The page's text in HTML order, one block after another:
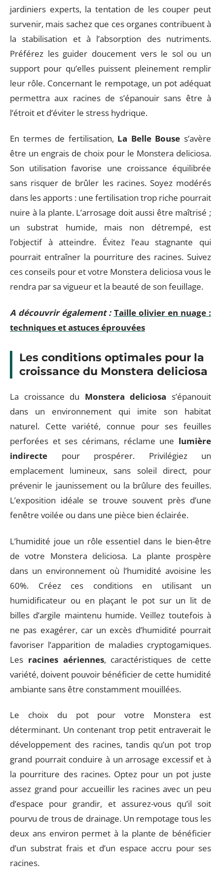
jardiniers experts, la tentation de les couper peut
survenir, mais sachez que ces organes contribuent à
la stabilisation et à l’absorption des nutriments.
Préférez les guider doucement vers le sol ou un
support pour qu’elles puissent pleinement remplir
leur rôle. Concernant le rempotage, un pot adéquat
permettra aux racines de s’épanouir sans être à
l’étroit et d’éviter le stress hydrique.
En termes de fertilisation, La Belle Bouse s’avère
être un engrais de choix pour le Monstera deliciosa.
Son utilisation favorise une croissance équilibrée
sans risquer de brûler les racines. Soyez modérés
dans les apports : une fertilisation trop riche pourrait
nuire à la plante. L’arrosage doit aussi être maîtrisé ;
un substrat humide, mais non détrempé, est
l’objectif à atteindre. Évitez l’eau stagnante qui
pourrait entraîner la pourriture des racines. Suivez
ces conseils pour et votre Monstera deliciosa vous le
rendra par sa vigueur et la beauté de son feuillage.
A découvrir également : Taille olivier en nuage :
techniques et astuces éprouvées
Les conditions optimales pour la
croissance du Monstera deliciosa
La croissance du Monstera deliciosa s’épanouit
dans un environnement qui imite son habitat
naturel. Cette variété, connue pour ses feuilles
perforées et ses cérimans, réclame une lumière
indirecte pour prospérer. Privilégiez un
emplacement lumineux, sans soleil direct, pour
prévenir le jaunissement ou la brûlure des feuilles.
L’exposition idéale se trouve souvent près d’une
fenêtre voilée ou dans une pièce bien éclairée.
L’humidité joue un rôle essentiel dans le bien-être
de votre Monstera deliciosa. La plante prospère
dans un environnement où l’humidité avoisine les
60%. Créez ces conditions en utilisant un
humidificateur ou en plaçant le pot sur un lit de
billes d’argile maintenu humide. Veillez toutefois à
ne pas exagérer, car un excès d’humidité pourrait
favoriser l’apparition de maladies cryptogamiques.
Les racines aériennes, caractéristiques de cette
variété, doivent pouvoir bénéficier de cette humidité
ambiante sans être constamment mouillées.
Le choix du pot pour votre Monstera est
déterminant. Un contenant trop petit entraverait le
développement des racines, tandis qu’un pot trop
grand pourrait conduire à un arrosage excessif et à
la pourriture des racines. Optez pour un pot juste
assez grand pour accueillir les racines avec un peu
d’espace pour grandir, et assurez-vous qu’il soit
pourvu de trous de drainage. Un rempotage tous les
deux ans environ permet à la plante de bénéficier
d’un substrat frais et d’un espace accru pour ses
racines.